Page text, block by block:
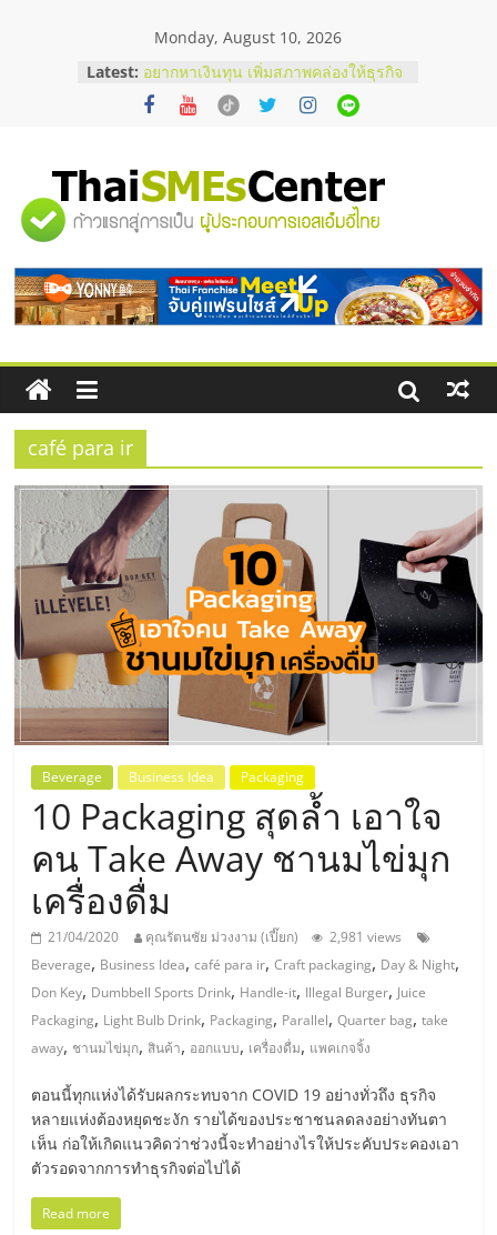
Monday, August 10, 2026
Latest: วิธีเลือกผู้ให้บริการให้คุ้มค่าและตอบ
โจทย์ธุรกิจ
อยากหาเงินทุน เพิ่มสภาพคล่องให้ธุรกิจ
สัมมนาออนไลน์ โอกาสบริหารสถานี
บริการน้ำมัน Shell
สัมมนาลงทุน แฟรนไชส์ยอนนี่
ThaiFranchise Meet Up จับคู่แฟรน
ร้านเครื่องเสียงคุณภาพสูง พร้อม
โซลูชันระบบภาพและเสียง
"ศูนย์
รวม
ข้อมูล
ธุรกิจ
SME
แห่ง
ประเทศไทย,
ThaiSMEsCenter,
รวม
ธุรกิจ
เอ
ส
เอ็
มอี
ไทย,
SMEs,
แฟ
café para ir
Beverage Business Idea Packaging
10 Packaging สุดล้ำ เอาใจ
คน Take Away ชานมไข่มุก
เครื่องดื่ม
21/04/2020 คุณรัตนชัย ม่วงงาม (เปี๊ยก)
2,981 views
Beverage, Business Idea,café para ir,Craft packaging, Day & Night,
Don Key, Dumbbell Sports Drink, Handle-it, Illegal Burger, Juice
Packaging, Light Bulb Drink, Packaging, Parallel,Quarter bag,take
away, ชานมไข่มุก,สินค้า, ออกแบบ, เครื่องดื่ม, แพคเกจจิ้ง
ตอนนี้ทุกแห่งได้รับผลกระทบจาก COVID 19 อย่างทั่วถึง ธุรกิจ
หลายแห่งต้องหยุดชะงัก รายได้ของประชาชนลดลงอย่างทันตา
เห็น ก่อให้เกิดแนวคิดว่าช่วงนี้จะทำอย่างไรให้ประคับประคองเอา
ตัวรอดจากการทำธุรกิจต่อไปได้
Read more